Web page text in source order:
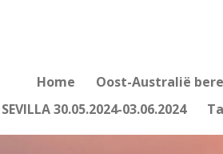
Home Oost-Australië
SEVILLA 30.05.2024-03.06.2024